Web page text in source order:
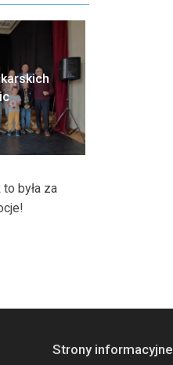
była za
Strony informacyjne